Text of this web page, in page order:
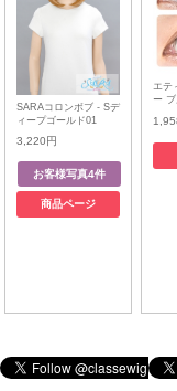
SARAコロンボブ - Sデ
ィープゴールド01
3,220円
商品ページ
エテ
ー